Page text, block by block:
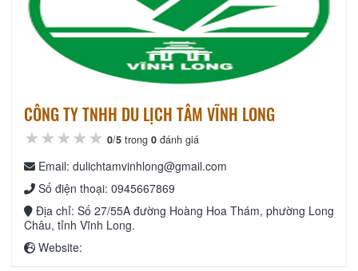
CÔNG TY TNHH DU LỊCH TÂM VĨNH LONG
★★★★★
★★★★★
★★★★★ 0/5 trong 0 đánh giá
Email: dulichtamvinhlong@gmail.com
Số điện thoại: 0945667869
Địa chỉ: Số 27/55A đường Hoàng Hoa Thám, phường Long
Châu, tỉnh Vĩnh Long.
Website: